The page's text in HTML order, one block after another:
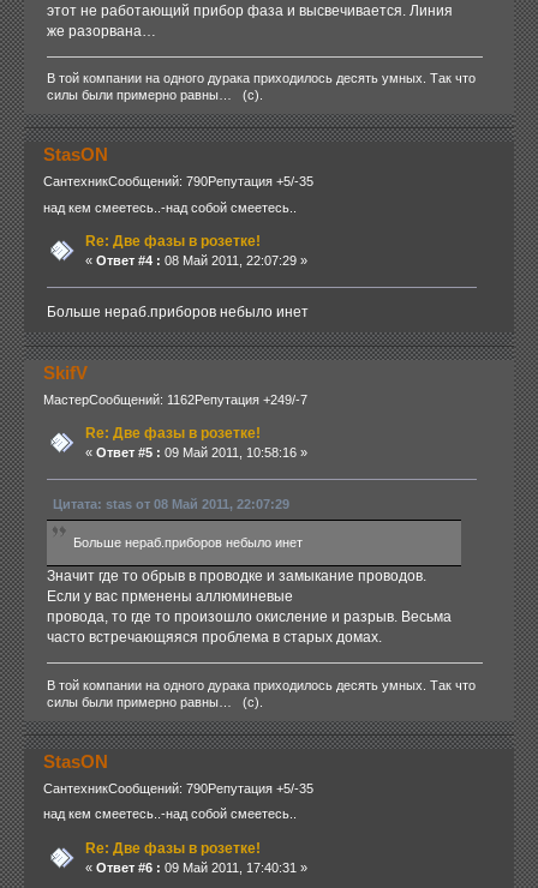
этот не работающий прибор фаза и высвечивается. Линия
же разорвана…
В той компании на одного дурака приходилось десять умных. Так что
силы были примерно равны… (с).
StasON
СантехникСообщений: 790Репутация +5/-35
над кем смеетесь..-над собой смеетесь..
Re: Две фазы в розетке!
« Ответ #4 : 08 Май 2011, 22:07:29 »
Больше нераб.приборов небыло инет
SkifV
МастерСообщений: 1162Репутация +249/-7
Re: Две фазы в розетке!
« Ответ #5 : 09 Май 2011, 10:58:16 »
Цитата: stas от 08 Май 2011, 22:07:29
Больше нераб.приборов небыло инет
Значит где то обрыв в проводке и замыкание проводов.
Если у вас прменены аллюминевые
провода, то где то произошло окисление и разрыв. Весьма
часто встречающяяся проблема в старых домах.
В той компании на одного дурака приходилось десять умных. Так что
силы были примерно равны… (с).
StasON
СантехникСообщений: 790Репутация +5/-35
над кем смеетесь..-над собой смеетесь..
Re: Две фазы в розетке!
« Ответ #6 : 09 Май 2011, 17:40:31 »